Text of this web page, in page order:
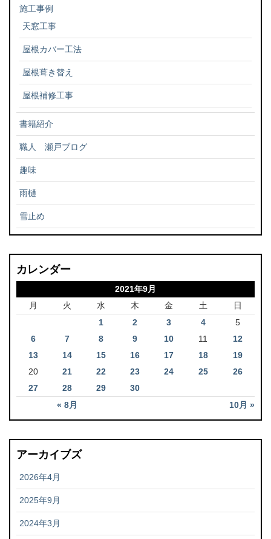
施工事例
天窓工事
屋根カバー工法
屋根葺き替え
屋根補修工事
書籍紹介
職人 瀬戸ブログ
趣味
雨樋
雪止め
カレンダー
2021年9月
月
火 水 木 金 土 日
« 8月 10月 »
1 2 3 4
5
6
7 8 9 10 11
12
13
14 15 16 17 18
19
20
21 22 23 24 25
26
27
28 29 30
アーカイブズ
2026年4月
2025年9月
2024年3月